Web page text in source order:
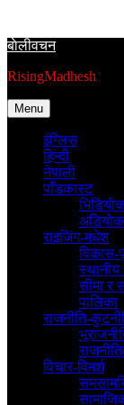
content
बाेलीवचन
RisingMadhesh
Menu
इंग्लिस
हिन्दी
नेपाली
पाँडकास्ट
राइजिंग-मधेश
विकास-
सीमा र
पालिका
राजनीति-
विचार-विमर्श